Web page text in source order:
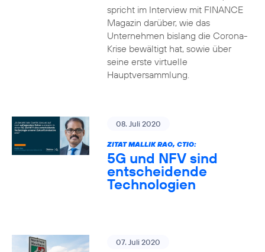
spricht im Interview mit FINANCE
Magazin darüber, wie das
Unternehmen bislang die Corona-
Krise bewältigt hat, sowie über
seine erste virtuelle
Hauptversammlung.
08. Juli 2020
ZITAT MALLIK RAO, CTIO:
5G und NFV sind
entscheidende
Technologien
07. Juli 2020